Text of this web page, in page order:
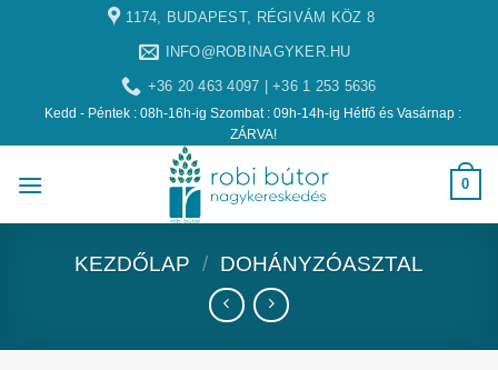
1174, BUDAPEST, RÉGIVÁM KÖZ 8
INFO@ROBINAGYKER.HU
+36 20 463 4097 | +36 1 253 5636
Kedd - Péntek : 08h-16h-ig Szombat : 09h-14h-ig Hétfő és Vasárnap :
ZÁRVA!
0
KEZDŐLAP / DOHÁNYZÓASZTAL